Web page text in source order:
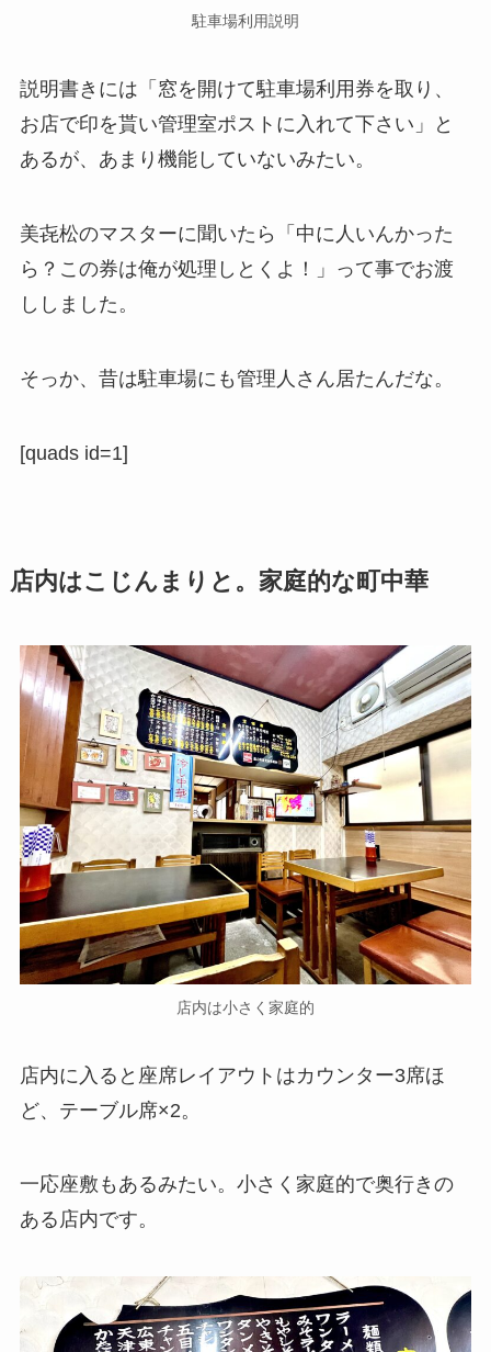
駐車場利用説明
説明書きには「窓を開けて駐車場利用券を取り、
お店で印を貰い管理室ポストに入れて下さい」と
あるが、あまり機能していないみたい。
美㐂松のマスターに聞いたら「中に人いんかった
ら？この券は俺が処理しとくよ！」って事でお渡
ししました。
そっか、昔は駐車場にも管理人さん居たんだな。
[quads id=1]
店内はこじんまりと。家庭的な町中華
店内は小さく家庭的
店内に入ると座席レイアウトはカウンター3席ほ
ど、テーブル席×2。
一応座敷もあるみたい。小さく家庭的で奥行きの
ある店内です。